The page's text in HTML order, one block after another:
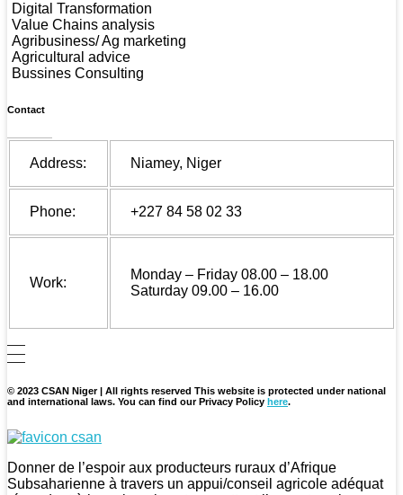
Digital Transformation
Value Chains analysis
Agribusiness/ Ag marketing
Agricultural advice
Bussines Consulting
Contact
Address: Niamey, Niger
Phone: +227 84 58 02 33
Work:
Monday – Friday 08.00 – 18.00
Saturday 09.00 – 16.00
© 2023 CSAN Niger | All rights reserved This website is protected under national
and international laws. You can find our Privacy Policy here.
Donner de l’espoir aux producteurs ruraux d’Afrique
Subsaharienne à travers un appui/conseil agricole adéquat